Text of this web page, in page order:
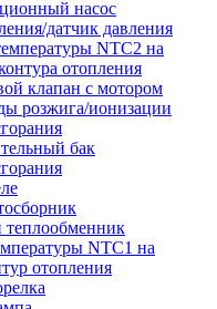
насос
датчик давления
NTC2 на
отопления
клапан с мотором
розжига/ионизации
бак
NTC1 на
отопления